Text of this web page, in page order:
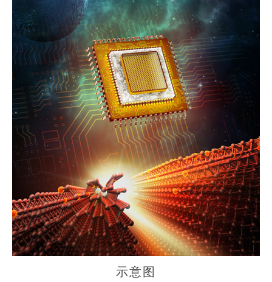
示意图